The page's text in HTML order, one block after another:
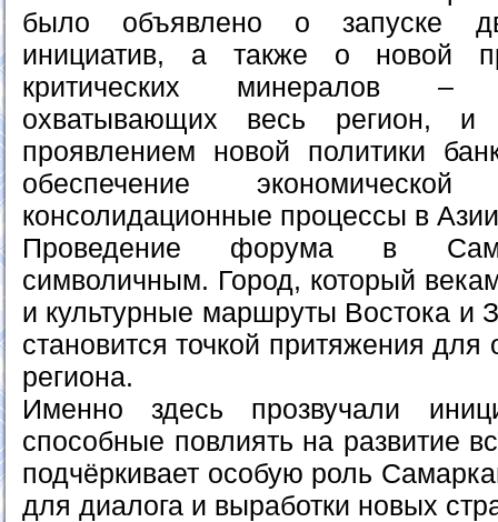
было объявлено о запуске
инициатив, а также о новой
критических минералов –
охватывающих весь регион, и
проявлением новой политики
обеспечение
консолидационные процессы в
Проведение форума в
символичным. Город, который
и культурные маршруты Востока и
становится точкой притяжения
региона.
Именно здесь прозвучали
способные повлиять на развитие
подчёркивает особую роль
для диалога и выработки новых